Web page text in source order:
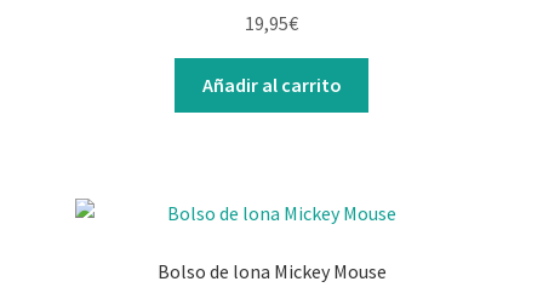
19,95€
Añadir al carrito
Bolso de lona Mickey Mouse